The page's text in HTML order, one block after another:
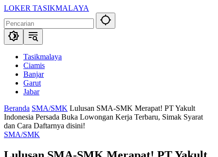
Langsung
konten
LOKER TASIKMALAYA
Lowongan
Kerja
Tasikmalaya
SekitarnaTasikmalaya
Ciamis
Banjar
Garut
Jabar
Beranda SMA/SMK Lulusan SMA-SMK Merapat! PT Yakult
Indonesia Persada Buka Lowongan Kerja Terbaru, Simak Syarat
dan Cara Daftarnya disini!
SMA/SMK